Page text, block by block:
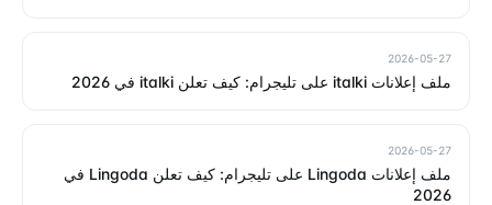
2026-05-27
ملف إعلانات italki على تليجرام: كيف تعلن italki في 2026
2026-05-27
ملف إعلانات Lingoda على تليجرام: كيف تعلن Lingoda في
2026